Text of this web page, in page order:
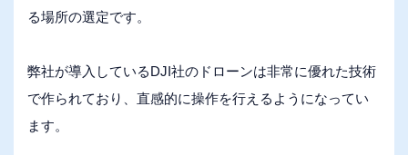
る場所の選定です。
弊社が導入しているDJI社のドローンは非常に優れた技術
で作られており、直感的に操作を行えるようになってい
ます。